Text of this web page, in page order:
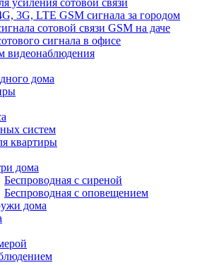
усиления сотовой связи
3G, LTE GSM сигнала за городом
сотовой связи GSM на даче
сигнала в офисе
видеонаблюдения
дома
систем
квартиры
дома
Беспроводная с сиреной
Беспроводная с оповещением
дома